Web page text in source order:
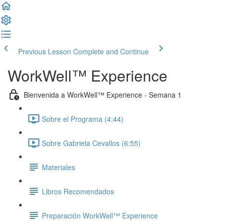
Previous Lesson Complete and Continue
WorkWell™ Experience
Bienvenida a WorkWell™ Experience - Semana 1
Sobre el Programa (4:44)
Sobre Gabriela Cevallos (6:55)
Materiales
Libros Recomendados
Preparación WorkWell™ Experience